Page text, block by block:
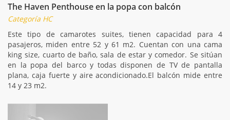
The Haven Penthouse en la popa con balcón
Categoría HC
Este tipo de camarotes suites, tienen capacidad para 4
pasajeros, miden entre 52 y 61 m2. Cuentan con una cama
king size, cuarto de baño, sala de estar y comedor. Se sitúan
en la popa del barco y todas disponen de TV de pantalla
plana, caja fuerte y aire acondicionado.El balcón mide entre
14 y 23 m2.